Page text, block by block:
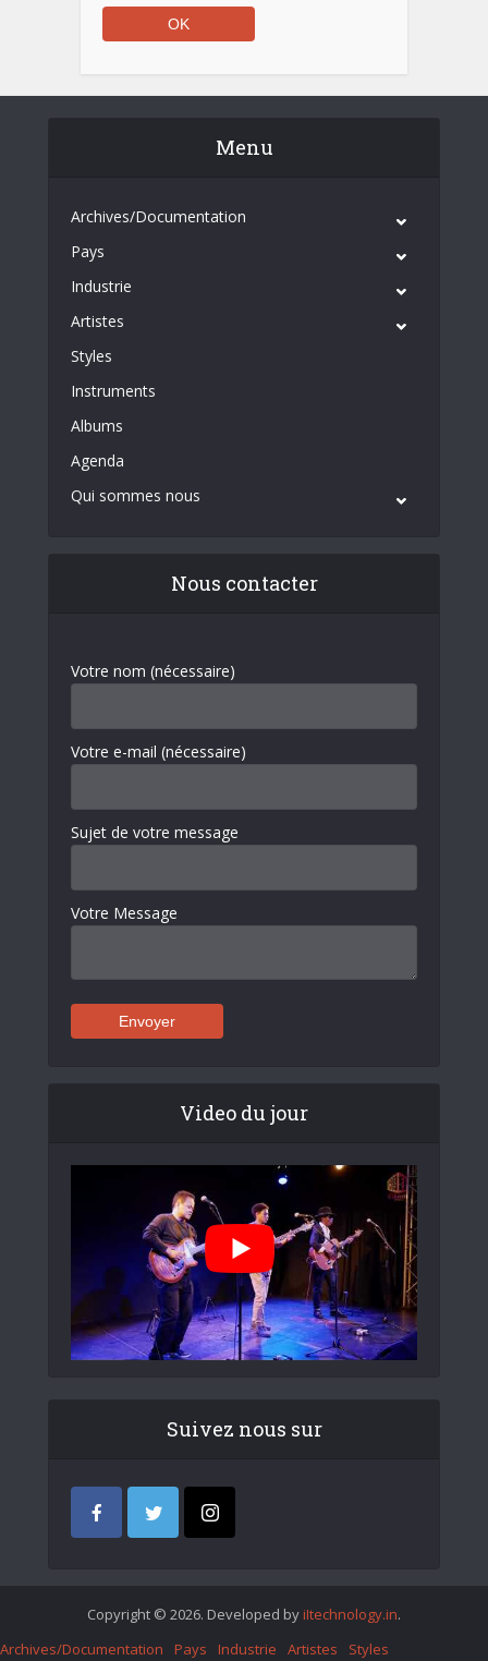
Menu
Archives/Documentation
Pays
Industrie
Artistes
Styles
Instruments
Albums
Agenda
Qui sommes nous
Nous contacter
Votre nom (nécessaire)
Votre e-mail (nécessaire)
Sujet de votre message
Votre Message
Video du jour
Suivez nous sur
Copyright © 2026. Developed by iItechnology.in.
Archives/Documentation
Pays Industrie Artistes Styles